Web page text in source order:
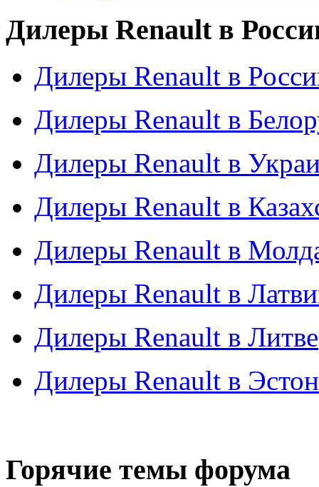
Дилеры Renault в
Дилеры Renault в
Дилеры Renault в
Дилеры Renault в
Дилеры Renault в
Дилеры Renault в
Дилеры Renault в
Дилеры Renault в Литве
Дилеры Renault в
Горячие темы форума